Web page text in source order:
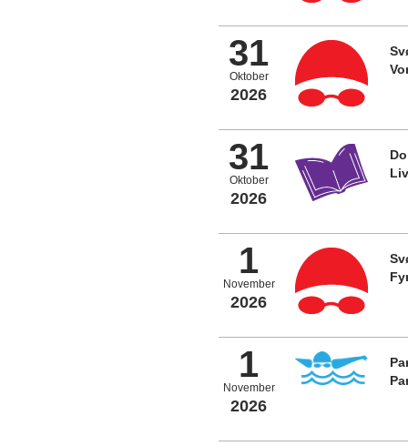
31
Oktober
2026
31
Oktober
2026
1
November
2026
1
November
2026